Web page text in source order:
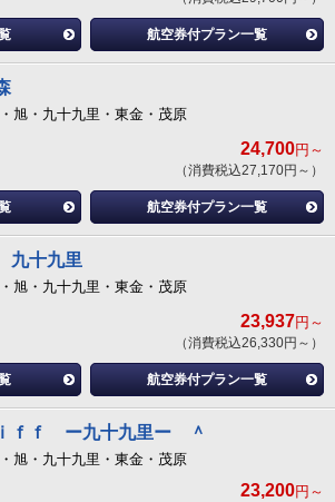
航空券付プラン一覧
旭・九十九里・東金・茂原
24,700円～
（消費税込27,170円～）
航空券付プラン一覧
九十九里
旭・九十九里・東金・茂原
23,937円～
（消費税込26,330円～）
航空券付プラン一覧
ｆｆ ー九十九里ー ＾
旭・九十九里・東金・茂原
23,200円～